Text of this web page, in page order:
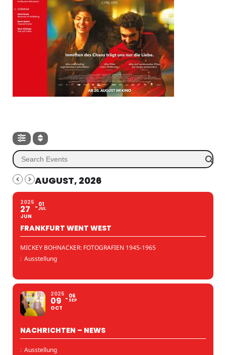
AUGUST, 2026
2025
27
JUN
01
JUL
FRANKFURT WENT WEST
MICKEY BOHNACKER: FOTOGRAFIEN 1945-1965
: Ausstellung
2025
09
OCT
06
SEP
NACHRICHTEN – NEWS
: Ausstellung